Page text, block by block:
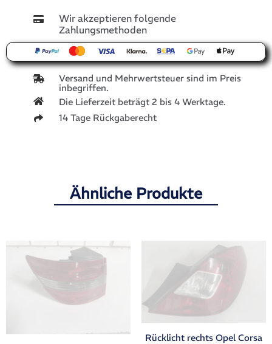
Wir akzeptieren folgende
Zahlungsmethoden
Versand und Mehrwertsteuer sind im Preis
inbegriffen.
Die Lieferzeit beträgt 2 bis 4 Werktage.
14 Tage Rückgaberecht
Ähnliche Produkte
Rücklicht rechts Opel Corsa